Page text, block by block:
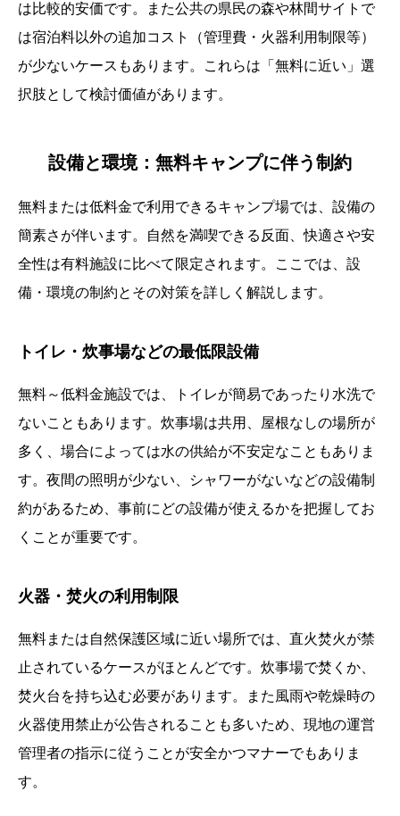
は比較的安価です。また公共の県民の森や林間サイトで
は宿泊料以外の追加コスト（管理費・火器利用制限等）
が少ないケースもあります。これらは「無料に近い」選
択肢として検討価値があります。
設備と環境：無料キャンプに伴う制約
無料または低料金で利用できるキャンプ場では、設備の
簡素さが伴います。自然を満喫できる反面、快適さや安
全性は有料施設に比べて限定されます。ここでは、設
備・環境の制約とその対策を詳しく解説します。
トイレ・炊事場などの最低限設備
無料～低料金施設では、トイレが簡易であったり水洗で
ないこともあります。炊事場は共用、屋根なしの場所が
多く、場合によっては水の供給が不安定なこともありま
す。夜間の照明が少ない、シャワーがないなどの設備制
約があるため、事前にどの設備が使えるかを把握してお
くことが重要です。
火器・焚火の利用制限
無料または自然保護区域に近い場所では、直火焚火が禁
止されているケースがほとんどです。炊事場で焚くか、
焚火台を持ち込む必要があります。また風雨や乾燥時の
火器使用禁止が公告されることも多いため、現地の運営
管理者の指示に従うことが安全かつマナーでもありま
す。